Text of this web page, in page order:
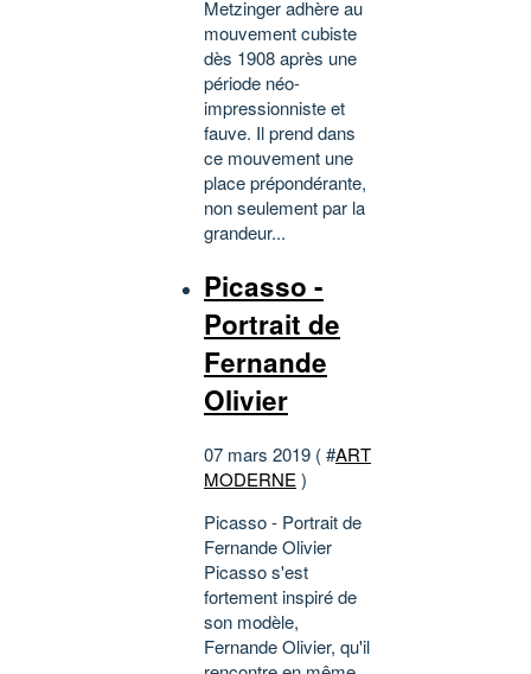
Metzinger adhère au
mouvement cubiste
dès 1908 après une
période néo-
impressionniste et
fauve. Il prend dans
ce mouvement une
place prépondérante,
non seulement par la
grandeur...
Picasso -
Portrait de
Fernande
Olivier
07 mars 2019 ( #ART
MODERNE )
Picasso - Portrait de
Fernande Olivier
Picasso s'est
fortement inspiré de
son modèle,
Fernande Olivier, qu'il